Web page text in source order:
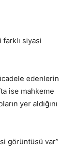
siyasi
edenlerin
ise mahkeme
yer aldığını
görüntüsü var”